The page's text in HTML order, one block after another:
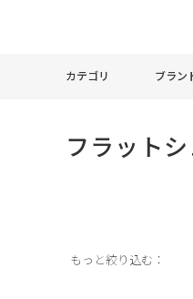
カテゴリ ブラン
フラット
もっと絞り込む：